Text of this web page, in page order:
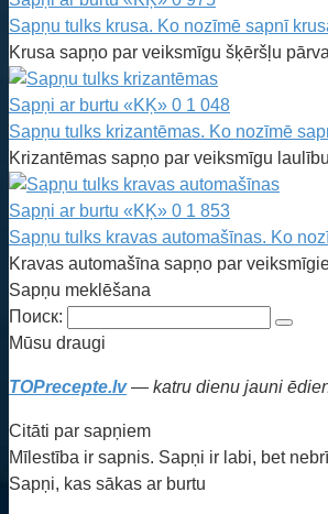
Sapņu tulks krusa. Ko nozīmē sapnī
Krusa sapņo par veiksmīgu šķēršļu
Sapņi ar burtu «KĶ» 0 1 048
Sapņu tulks krizantēmas. Ko nozīmē
Krizantēmas sapņo par veiksmīgu
Sapņi ar burtu «KĶ» 0 1 853
Sapņu tulks kravas automašīnas. Ko
Kravas automašīna sapņo par
Sapņu meklēšana
Поиск:
Mūsu draugi
TOPrecepte.lv— katru dienu jauni
Citāti par sapņiem
Mīlestība ir sapnis. Sapņi ir labi, bet
Sapņi, kas sākas ar burtu